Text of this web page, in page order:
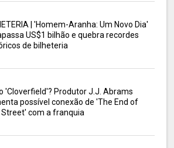
| 'Homem-Aranha: Um Novo Dia'
US$1 bilhão e quebra recordes
de bilheteria
'Cloverfield'? Produtor J.J. Abrams
possível conexão de 'The End of
Street' com a franquia